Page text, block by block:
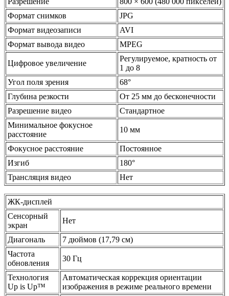
Формат снимков
JPG
Формат видеозаписи
AVI
Формат вывода видео
MPEG
Цифровое увеличение
Регулируемое, кратность от
1 до 8
Угол поля зрения
68°
Глубина резкости
От 25 мм до бесконечности
Разрешение видео
Стандартное
Минимальное фокусное
расстояние
10 мм
Фокусное расстояние
Постоянное
Изгиб
180°
Трансляция видео
Нет
ЖК-дисплей
Сенсорный
экран
Нет
Диагональ
7 дюймов (17,79 см)
Частота
обновления
30 Гц
Технология
Up is Up™
Автоматическая коррекция ориентации
изображения в режиме реального времени